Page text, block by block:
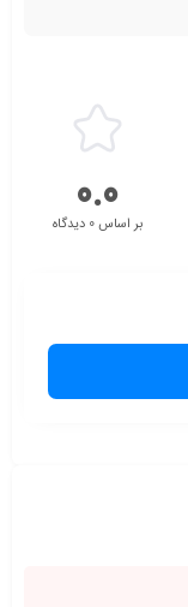
0.0
بر اساس 0 دیدگاه